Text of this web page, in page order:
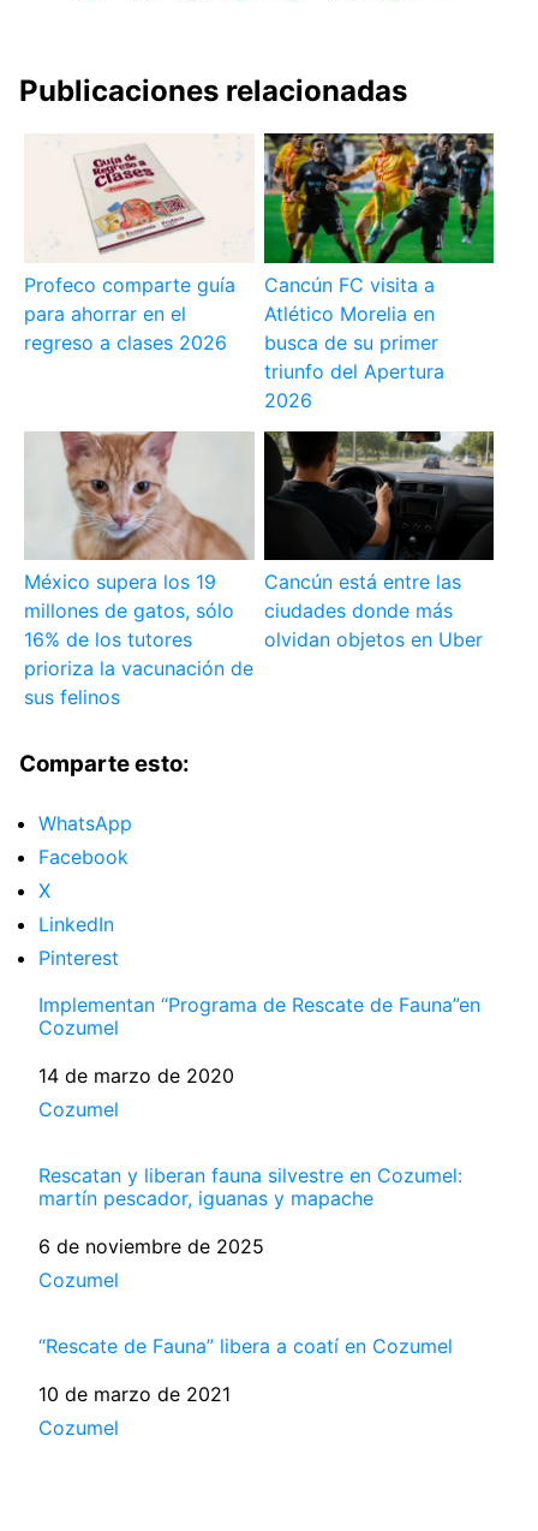
Publicaciones relacionadas
Profeco comparte guía
para ahorrar en el
regreso a clases 2026
Cancún FC visita a
Atlético Morelia en
busca de su primer
triunfo del Apertura
2026
México supera los 19
millones de gatos, sólo
16% de los tutores
prioriza la vacunación de
sus felinos
Cancún está entre las
ciudades donde más
olvidan objetos en Uber
Comparte esto:
WhatsApp
Facebook
X
LinkedIn
Pinterest
Implementan “Programa de Rescate de Fauna”en
Cozumel
Fecha
14 de marzo de 2020
Respecto a
Cozumel
Rescatan y liberan fauna silvestre en Cozumel:
martín pescador, iguanas y mapache
Fecha
6 de noviembre de 2025
Respecto a
Cozumel
“Rescate de Fauna” libera a coatí en Cozumel
Fecha
10 de marzo de 2021
Respecto a
Cozumel